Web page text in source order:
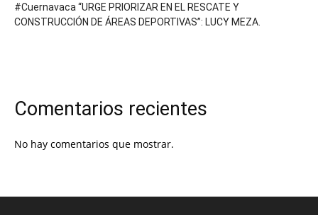
#Cuernavaca “URGE PRIORIZAR EN EL RESCATE Y
CONSTRUCCIÓN DE ÁREAS DEPORTIVAS”: LUCY MEZA.
Comentarios recientes
No hay comentarios que mostrar.